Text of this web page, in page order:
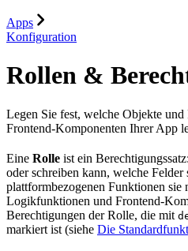
Apps
Konfiguration
Rollen &
Legen Sie fest, welche Objekte
Frontend-Komponenten Ihrer App
Eine Rolle ist ein
oder schreiben kann, welche Felder
plattformbezogenen Funktionen sie
Logikfunktionen und Frontend-
Berechtigungen der Rolle, die mit
markiert ist (siehe Die